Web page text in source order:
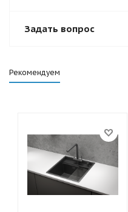
Задать вопрос
Рекомендуем